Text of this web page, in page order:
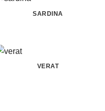
SARDINA
VERAT